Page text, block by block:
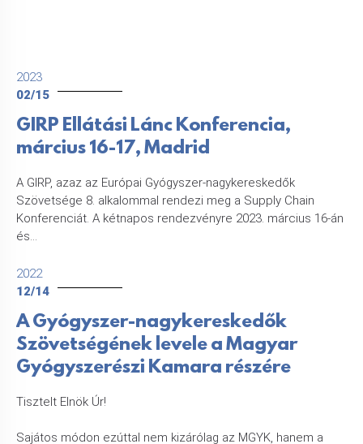
2023
02/15
GIRP Ellátási Lánc Konferencia,
március 16-17, Madrid
A GIRP, azaz az Európai Gyógyszer-nagykereskedők
Szövetsége 8. alkalommal rendezi meg a Supply Chain
Konferenciát. A kétnapos rendezvényre 2023. március 16-án
és...
2022
12/14
A Gyógyszer-nagykereskedők
Szövetségének levele a Magyar
Gyógyszerészi Kamara részére
Tisztelt Elnök Úr!
Sajátos módon ezúttal nem kizárólag az MGYK, hanem a